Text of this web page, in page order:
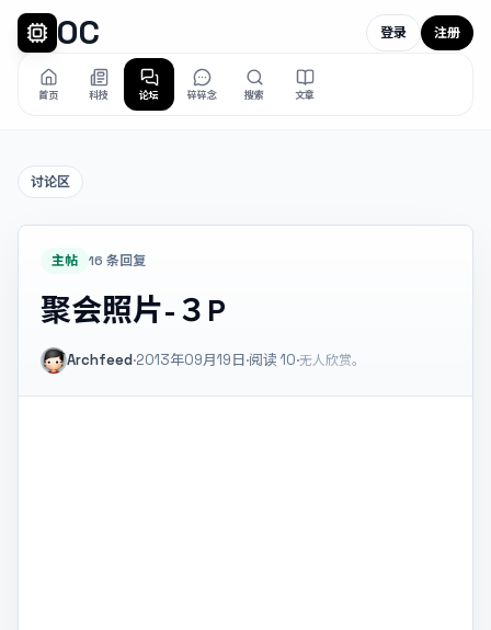
OC
首页 科技 论坛 碎碎念 搜索 文章
登录 注册
讨论区
主帖 16 条回复
聚会照片-３P
Archfeed·2013年09月19日·阅读 10·无人欣赏。